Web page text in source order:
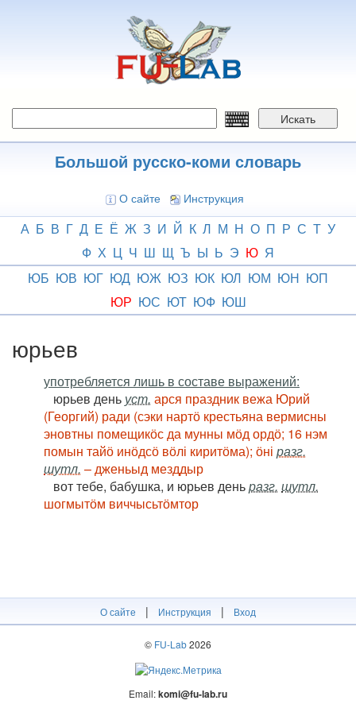
Искать
Большой русско-коми словарь
О сайте Инструкция
А Б В Г Д Е Ё Ж З И Й К Л М Н О П Р С Т У
Ф Х Ц Ч Ш Щ Ъ Ы Ь Э Ю Я
ЮБ ЮВ ЮГ ЮД ЮЖ ЮЗ ЮК ЮЛ ЮМ ЮН ЮП
ЮР ЮС ЮТ ЮФ ЮШ
юрьев
употребляется лишь в составе выражений:
юрьев день уст. арся праздник вежа Юрий
(Георгий) ради (сэки нартӧ крестьяна вермисны
эновтны помещикӧс да мунны мӧд ордӧ; 16 нэм
помын тайӧ инӧдсӧ вӧлі киритӧма); ӧні разг.
шутл. – дженьыд мезддыр
вот тебе, бабушка, и юрьев деньразг. шутл.
шогмытӧм виччысьтӧмтор
О сайте | Инструкция | Вход
© FU-Lab2026
Email:komi@fu-lab.ru